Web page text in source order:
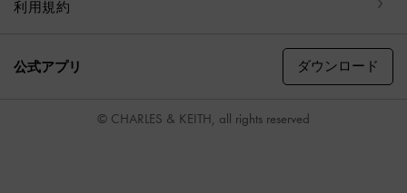
利用規約
公式アプリ ダウンロード
© CHARLES & KEITH, all rights reserved